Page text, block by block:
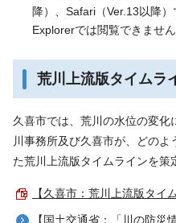
降）、Safari（Ver.13以降
Explorerでは閲覧できません
荒川上流版タイムラ
久喜市では、荒川の水位の変
川事務所及び久喜市が、どの
た荒川上流版タイムラインを策
【久喜市：荒川上流版タイ
【国土交通省：「川の防災